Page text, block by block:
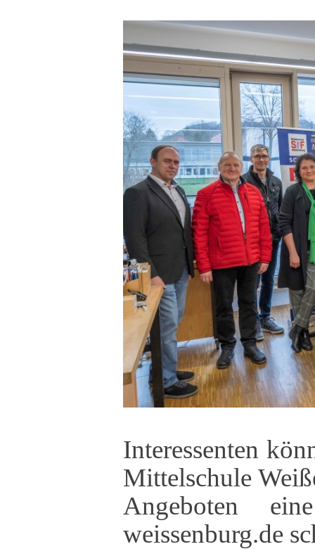
Interessenten
Mittelschule
Angeboten
weissenburg.de